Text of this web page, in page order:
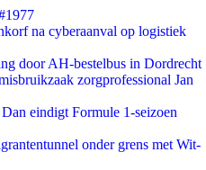
na cyberaanval op logistiek
door AH-bestelbus in Dordrecht
zorgprofessional Jan
eindigt Formule 1-seizoen
onder grens met Wit-